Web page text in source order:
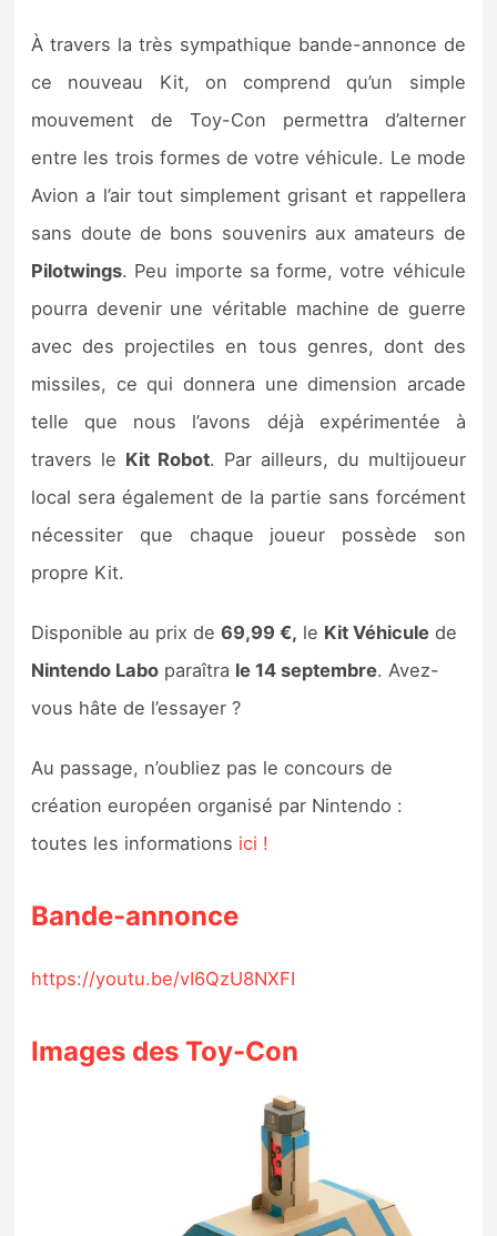
À travers la très sympathique bande-annonce de
ce nouveau Kit, on comprend qu’un simple
mouvement de Toy-Con permettra d’alterner
entre les trois formes de votre véhicule. Le mode
Avion a l’air tout simplement grisant et rappellera
sans doute de bons souvenirs aux amateurs de
Pilotwings. Peu importe sa forme, votre véhicule
pourra devenir une véritable machine de guerre
avec des projectiles en tous genres, dont des
missiles, ce qui donnera une dimension arcade
telle que nous l’avons déjà expérimentée à
travers le Kit Robot. Par ailleurs, du multijoueur
local sera également de la partie sans forcément
nécessiter que chaque joueur possède son
propre Kit.
Disponible au prix de69,99 €, le Kit Véhicule de
Nintendo Labo paraîtra le 14 septembre. Avez-
vous hâte de l’essayer ?
Au passage, n’oubliez pas le concours de
création européen organisé par Nintendo :
toutes les informations ici !
Bande-annonce
https://youtu.be/vI6QzU8NXFI
Images des Toy-Con